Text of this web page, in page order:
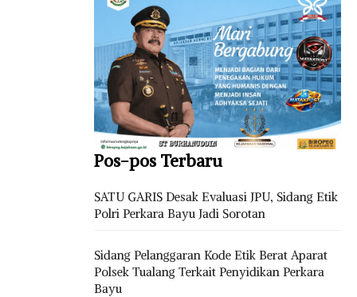
Pos-pos Terbaru
SATU GARIS Desak Evaluasi JPU, Sidang Etik
Polri Perkara Bayu Jadi Sorotan
Sidang Pelanggaran Kode Etik Berat Aparat
Polsek Tualang Terkait Penyidikan Perkara
Bayu